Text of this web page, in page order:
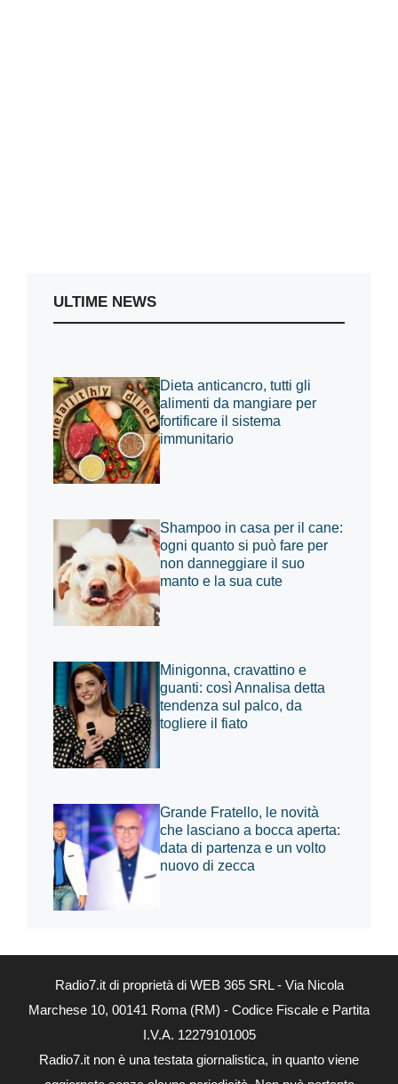
ULTIME NEWS
Dieta anticancro, tutti gli
alimenti da mangiare per
fortificare il sistema
immunitario
Shampoo in casa per il cane:
ogni quanto si può fare per
non danneggiare il suo
manto e la sua cute
Minigonna, cravattino e
guanti: così Annalisa detta
tendenza sul palco, da
togliere il fiato
Grande Fratello, le novità
che lasciano a bocca aperta:
data di partenza e un volto
nuovo di zecca
Radio7.it di proprietà di WEB 365 SRL - Via Nicola
Marchese 10, 00141 Roma (RM) - Codice Fiscale e Partita
I.V.A. 12279101005
Radio7.it non è una testata giornalistica, in quanto viene